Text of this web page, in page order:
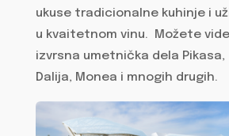
ukuse tradicionalne kuhinje i
u kvaitetnom vinu. Možete
izvrsna umetnička dela Pikasa,
Dalija, Monea i mnogih drugih.